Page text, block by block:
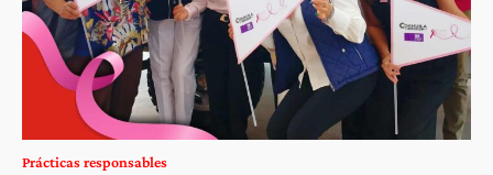
Prácticas responsables